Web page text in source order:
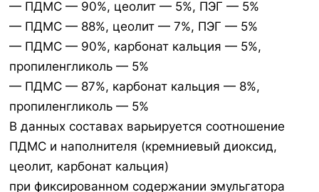
— ПДМС — 90%, цеолит — 5%, ПЭГ — 5%
— ПДМС — 88%, цеолит — 7%, ПЭГ — 5%
— ПДМС — 90%, карбонат кальция — 5%,
пропиленгликоль — 5%
— ПДМС — 87%, карбонат кальция — 8%,
пропиленгликоль — 5%
В данных составах варьируется соотношение
ПДМС и наполнителя (кремниевый диоксид,
цеолит, карбонат кальция)
при фиксированном содержании эмульгатора